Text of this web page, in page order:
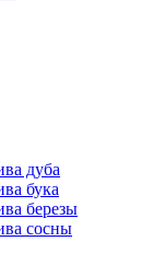
дуба
бука
березы
сосны